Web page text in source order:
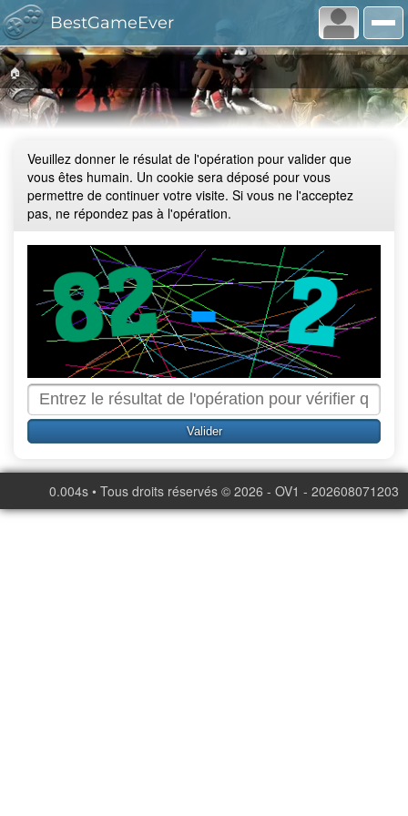
BestGameEver
🏠
Veuillez donner le résulat de l'opération pour valider que
vous êtes humain. Un cookie sera déposé pour vous
permettre de continuer votre visite. Si vous ne l'acceptez
pas, ne répondez pas à l'opération.
0.004s • Tous droits réservés © 2026 - OV1 - 202608071203